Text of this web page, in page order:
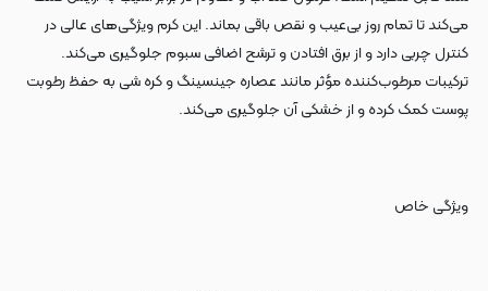
می‌کند تا تمام روز بی‌عیب و نقص باقی بماند. این کرم ویژگی‌های عالی در
کنترل چربی دارد و از برق افتادن و ترشح اضافی سبوم جلوگیری می‌کند.
ترکیبات مرطوب‌کننده مؤثر مانند عصاره جینسینگ و کره شی به حفظ رطوبت
پوست کمک کرده و از خشکی آن جلوگیری می‌کند.
ویژگی خاص